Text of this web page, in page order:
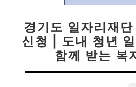
경기도 일자리재
신청 | 도내 청년
함께 받는 복